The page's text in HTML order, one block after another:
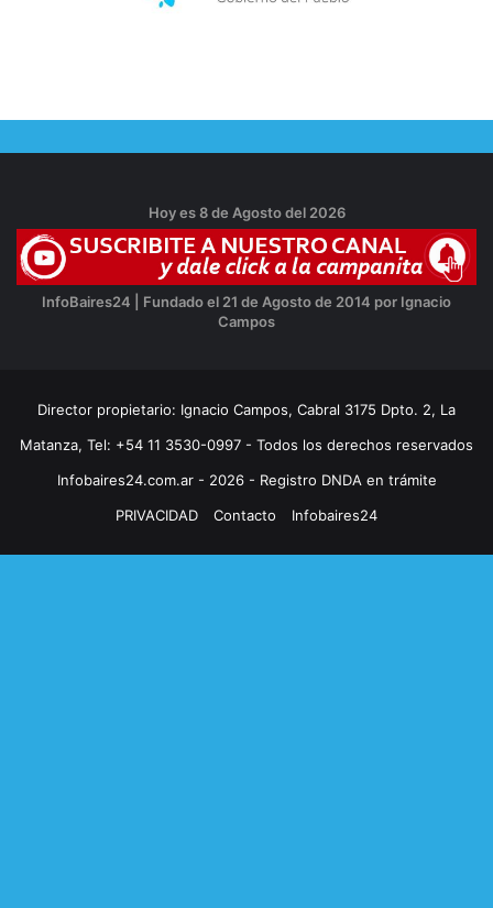
Hoy es 8 de Agosto del 2026
InfoBaires24 | Fundado el 21 de Agosto de 2014 por Ignacio
Campos
Director propietario: Ignacio Campos, Cabral 3175 Dpto. 2, La
Matanza, Tel: +54 11 3530-0997 - Todos los derechos reservados
Infobaires24.com.ar - 2026 - Registro DNDA en trámite
PRIVACIDAD
Contacto Infobaires24